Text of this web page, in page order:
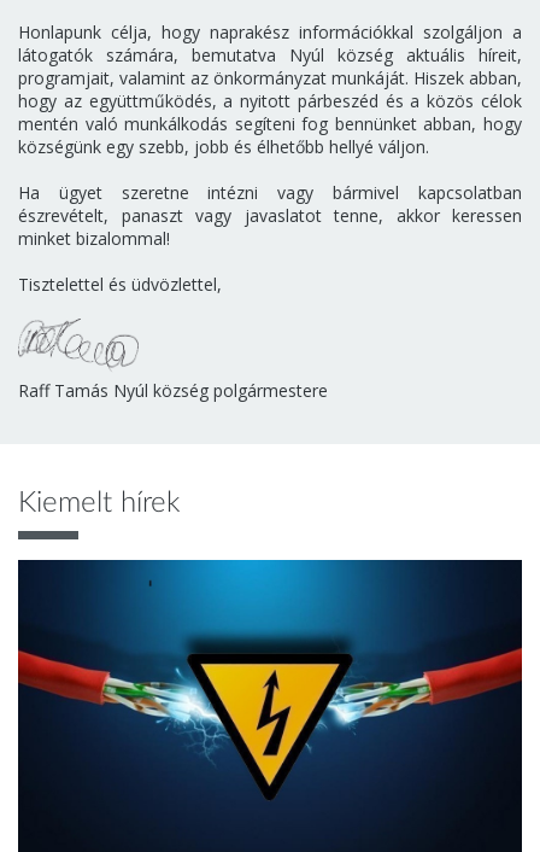
Honlapunk célja, hogy naprakész információkkal szolgáljon a
látogatók számára, bemutatva Nyúl község aktuális híreit,
programjait, valamint az önkormányzat munkáját. Hiszek abban,
hogy az együttműködés, a nyitott párbeszéd és a közös célok
mentén való munkálkodás segíteni fog bennünket abban, hogy
községünk egy szebb, jobb és élhetőbb hellyé váljon.
Ha ügyet szeretne intézni vagy bármivel kapcsolatban
észrevételt, panaszt vagy javaslatot tenne, akkor keressen
minket bizalommal!
Tisztelettel és üdvözlettel,
Raff Tamás Nyúl község polgármestere
Kiemelt hírek